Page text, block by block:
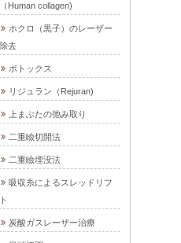
（Human collagen)
ホクロ（黒子）のレーザー
除去
ボトックス
リジュラン（Rejuran)
上まぶたの弛み取り
二重瞼切開法
二重瞼埋没法
吸収糸によるスレッドリフ
ト
炭酸ガスレーザー治療